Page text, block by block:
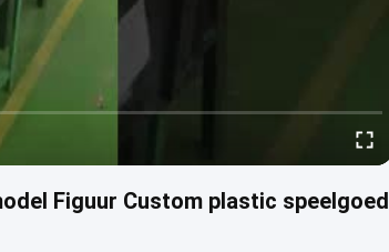
Figuur Custom plastic speelgoed